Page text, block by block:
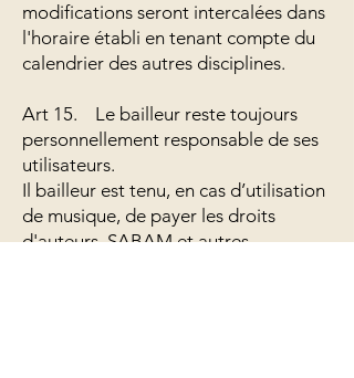
modifications seront intercalées dans
l'horaire établi en tenant compte du
calendrier des autres disciplines.
Art 15. Le bailleur reste toujours
personnellement responsable de ses
utilisateurs.
Il bailleur est tenu, en cas d’utilisation
de musique, de payer les droits
d'auteurs, SABAM et autres